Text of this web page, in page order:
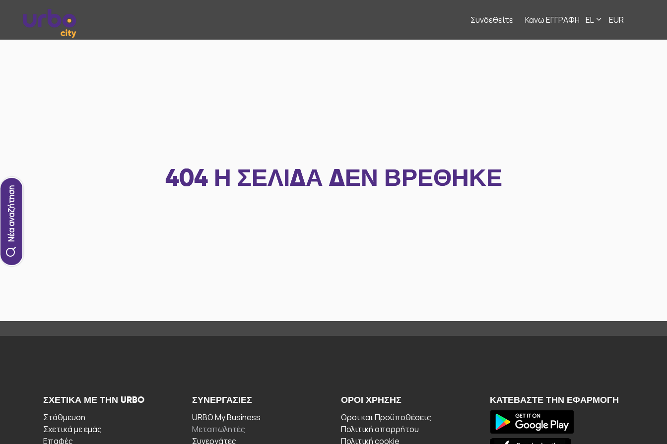
Συνδεθείτε Κανω ΕΓΓΡΑΦΗ EL EUR
Νέα αναζήτηση
404 Η ΣΕΛΊΔΑ ΔΕΝ ΒΡΈΘΗΚΕ
ΣΧΕΤΙΚΆ ΜΕ ΤΗΝ URBO
Στάθμευση
Σχετικά με εμάς
Επαφές
ΣΥΝΕΡΓΑΣΊΕΣ
URBO My Business
Μεταπωλητές
Συνεργάτες
ΟΡΟΙ ΧΡΉΣΗΣ
Οροι και Προϋποθέσεις
Πολιτική απορρήτου
Πολιτική cookie
ΚΑΤΕΒΆΣΤΕ ΤΗΝ ΕΦΑΡΜΟΓΉ